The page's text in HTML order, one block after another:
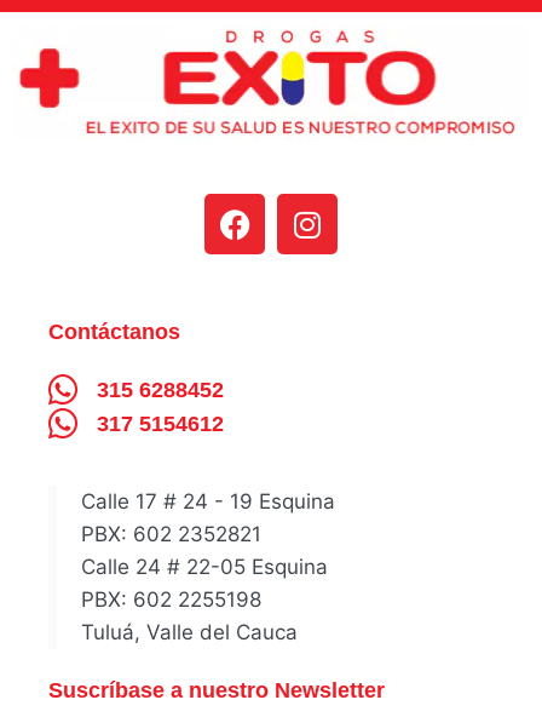
Contáctanos
315 6288452
317 5154612
Calle 17 # 24 - 19 Esquina
PBX: 602 2352821
Calle 24 # 22-05 Esquina
PBX: 602 2255198
Tuluá, Valle del Cauca
Suscríbase a nuestro Newsletter